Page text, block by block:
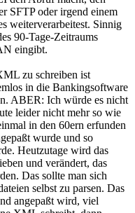
SFTP oder irgend einem
weiterverarbeitest. Sinnig
90-Tage-Zeitraums
eingibt.
zu schreiben ist
in die Bankingsoftware
ABER: Ich würde es nicht
leider nicht mehr so wie
in den 60ern erfunden
wurde und so
Heutzutage wird das
und verändert, das
Das sollte man sich
selbst zu parsen. Das
angepaßt wird, viel